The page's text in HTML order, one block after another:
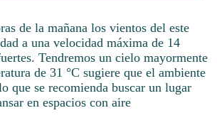
de la mañana los vientos del este
a una velocidad máxima de 14
Tendremos un cielo mayormente
de 31 °C sugiere que el ambiente
que se recomienda buscar un lugar
en espacios con aire